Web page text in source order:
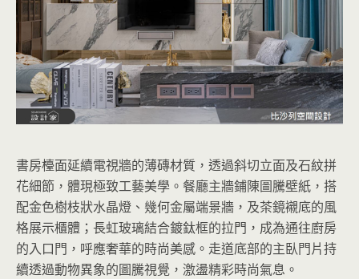
書房檯面延續電視牆的薄磚材質，透過斜切立面及石紋拼
花細節，體現極致工藝美學。餐廳主牆鋪陳圖騰壁紙，搭
配金色樹枝狀水晶燈、幾何金屬端景牆，及茶鏡襯底的風
格展示櫃體；長虹玻璃結合鍍鈦框的拉門，成為通往廚房
的入口門，呼應奢華的時尚美感。走道底部的主臥門片持
續透過動物異象的圖騰視覺，激盪精彩時尚氣息。